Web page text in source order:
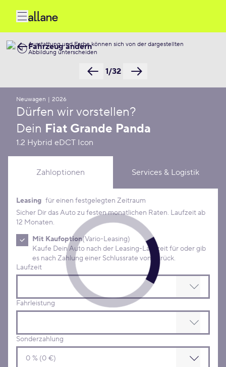
Ausstattung und Farbe können sich von der dargestellten
Abbildung unterscheiden
1/32
Fahrzeug ändern
Neuwagen | 2026
Dürfen wir vorstellen?
Dein Fiat Grande Panda
1.2 Hybrid eDCT Icon
Zahloptionen Services & Logistik
Leasing Konditionen
Leasing für einen festgelegten Zeitraum
Sicher Dir das Auto zu festen monatlichen Raten. Laufzeit ab
12 Monaten.
Mit Kaufoption(Vario-Leasing)
Kaufe Dein Auto nach der Leasing-Laufzeit für oder gib
es nach Zahlung einer Schlussrate von zurück.
Laufzeit
Fahrleistung
Sonderzahlung